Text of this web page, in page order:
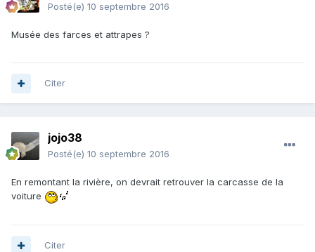
Posté(e) 10 septembre 2016
Musée des farces et attrapes ?
Citer
jojo38
Posté(e) 10 septembre 2016
En remontant la rivière, on devrait retrouver la carcasse de la
voiture
Citer